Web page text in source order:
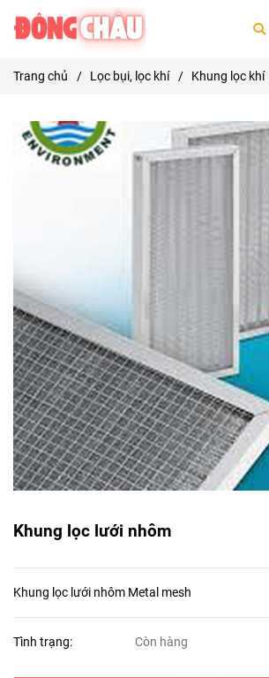
Trang chủ / Lọc bụi, lọc khí / Khung lọc khí
Khung lọc lưới nhôm
Khung lọc lưới nhôm Metal mesh
Tình trạng: Còn hàng